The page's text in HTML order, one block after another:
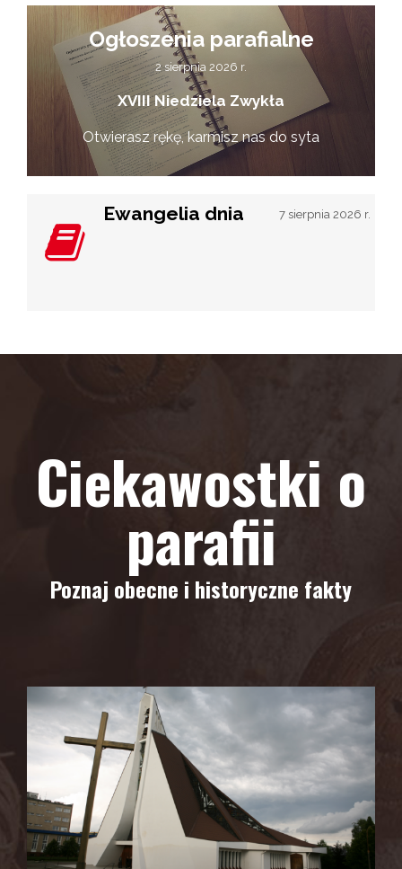
Ogłoszenia parafialne
2 sierpnia 2026 r.
XVIII Niedziela Zwykła
Otwierasz rękę, karmisz nas do syta
Ewangelia dnia 7 sierpnia 2026 r.
Ciekawostki o
parafii
Poznaj obecne i historyczne fakty